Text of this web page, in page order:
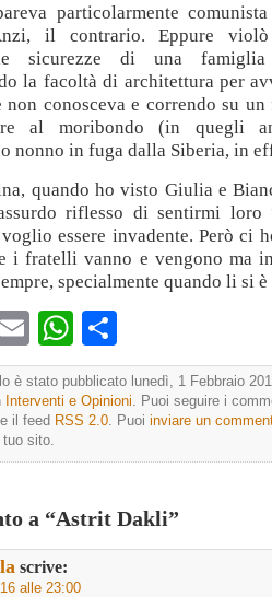
particolarmente
il contrario. Eppure
sicurezze di una famiglia
la facoltà di architettura per
non conosceva e correndo su
al moribondo (in quegli
nonno in fuga dalla Siberia, in
quando ho visto Giulia e
riflesso di sentirmi loro
essere invadente. Però ci
i fratelli vanno e vengono ma
specialmente quando li si
TwitterEmailWhatsApp
è stato pubblicato lunedì, 1 Febbraio
Interventi e Opinioni. Puoi seguire i
il feed RSS 2.0. Puoi inviare un
tuo sito.
a “Astrit Dakli”
scrive:
alle 23:00